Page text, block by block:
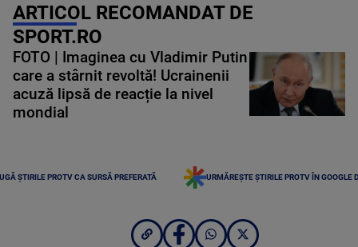
ARTICOL RECOMANDAT DE
SPORT.RO
FOTO | Imaginea cu Vladimir Putin
care a stârnit revoltă! Ucrainenii
acuză lipsă de reacție la nivel
mondial
ȘTIRILE PROTV CA SURSĂ PREFERATĂ URMĂREȘTE ȘTIRILE PROTV ÎN GOOGLE